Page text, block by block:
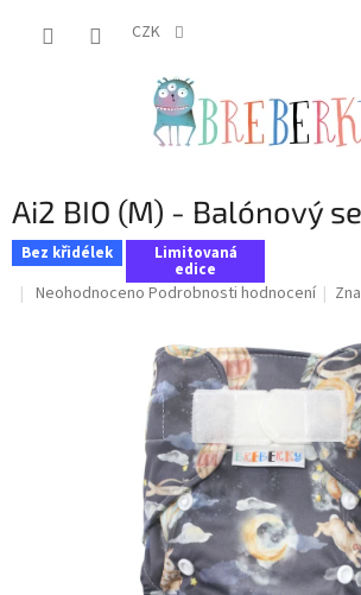
CZK
Ai2 BIO (M) - Balónový
Bez křidélek Limitovaná
edice
Průměrné
Neohodnoceno Podrobnosti hodnocení